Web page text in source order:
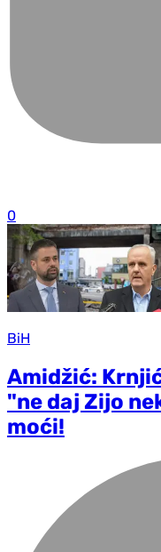
0
BiH
Amidžić:
"ne daj Zijo
moći!